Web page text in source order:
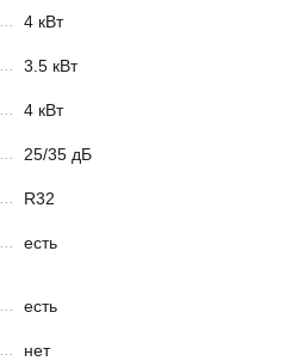
4 кВт
3.5 кВт
4 кВт
25/35 дБ
R32
есть
есть
нет